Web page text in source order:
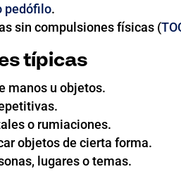
pedófilo.
sin compulsiones físicas (
típicas
manos u objetos.
o rumiaciones.
objetos de cierta forma.
lugares o temas.